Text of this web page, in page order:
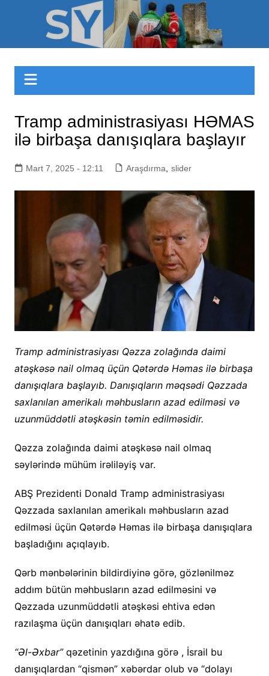
Sizinyol.org
Tramp administrasiyası HƏMAS
ilə birbaşa danışıqlara başlayır
Mart 7, 2025 - 12:11 Araşdırma slider
Tramp administrasiyası Qəzza zolağında daimi
atəşkəsə nail olmaq üçün Qətərdə Həmas ilə birbaşa
danışıqlara başlayıb. Danışıqların məqsədi Qəzzada
saxlanılan amerikalı məhbusların azad edilməsi və
uzunmüddətli atəşkəsin təmin edilməsidir.
Qəzza zolağında daimi atəşkəsə nail olmaq
səylərində mühüm irəliləyiş var.
ABŞ Prezidenti Donald Tramp administrasiyası
Qəzzada saxlanılan amerikalı məhbusların azad
edilməsi üçün Qətərdə Həmas ilə birbaşa danışıqlara
başladığını açıqlayıb.
Qərb mənbələrinin bildirdiyinə görə, gözlənilməz
addım bütün məhbusların azad edilməsini və
Qəzzada uzunmüddətli atəşkəsi ehtiva edən
razılaşma üçün danışıqları əhatə edib.
“Əl-Əxbar”qəzetinin yazdığına görə , İsrail bu
danışıqlardan “qismən” xəbərdar olub və “dolayı